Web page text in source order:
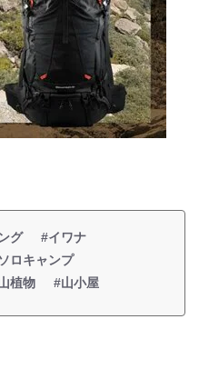
グ
#イワナ
ロキャンプ
植物 #山小屋